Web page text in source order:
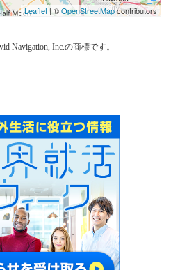
Leaflet| ©OpenStreetMapcontributors
Navigation, Inc.の商標です。